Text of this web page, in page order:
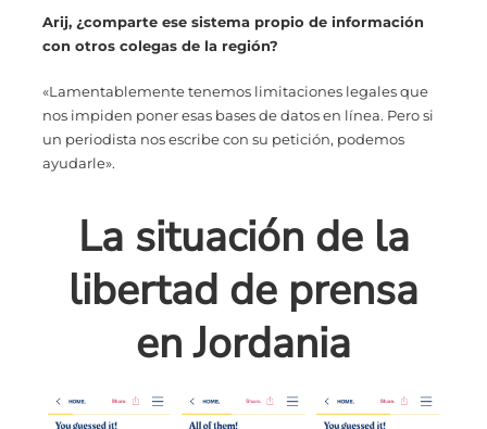
Arij, ¿comparte ese sistema propio de información
con otros colegas de la región?
«Lamentablemente tenemos limitaciones legales que
nos impiden poner esas bases de datos en línea. Pero si
un periodista nos escribe con su petición, podemos
ayudarle».
La situación de la
libertad de prensa
en Jordania